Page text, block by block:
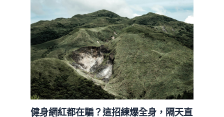
健身網紅都在騙？這招練爆全身，隔天直